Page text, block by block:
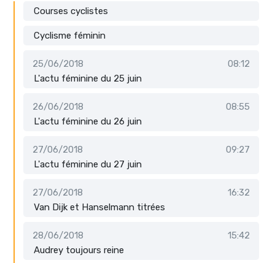
Courses cyclistes
Cyclisme féminin
25/06/2018
08:12
L'actu féminine du 25 juin
26/06/2018
08:55
L'actu féminine du 26 juin
27/06/2018
09:27
L'actu féminine du 27 juin
27/06/2018
16:32
Van Dijk et Hanselmann titrées
28/06/2018
15:42
Audrey toujours reine